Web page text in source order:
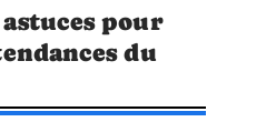
pour
du